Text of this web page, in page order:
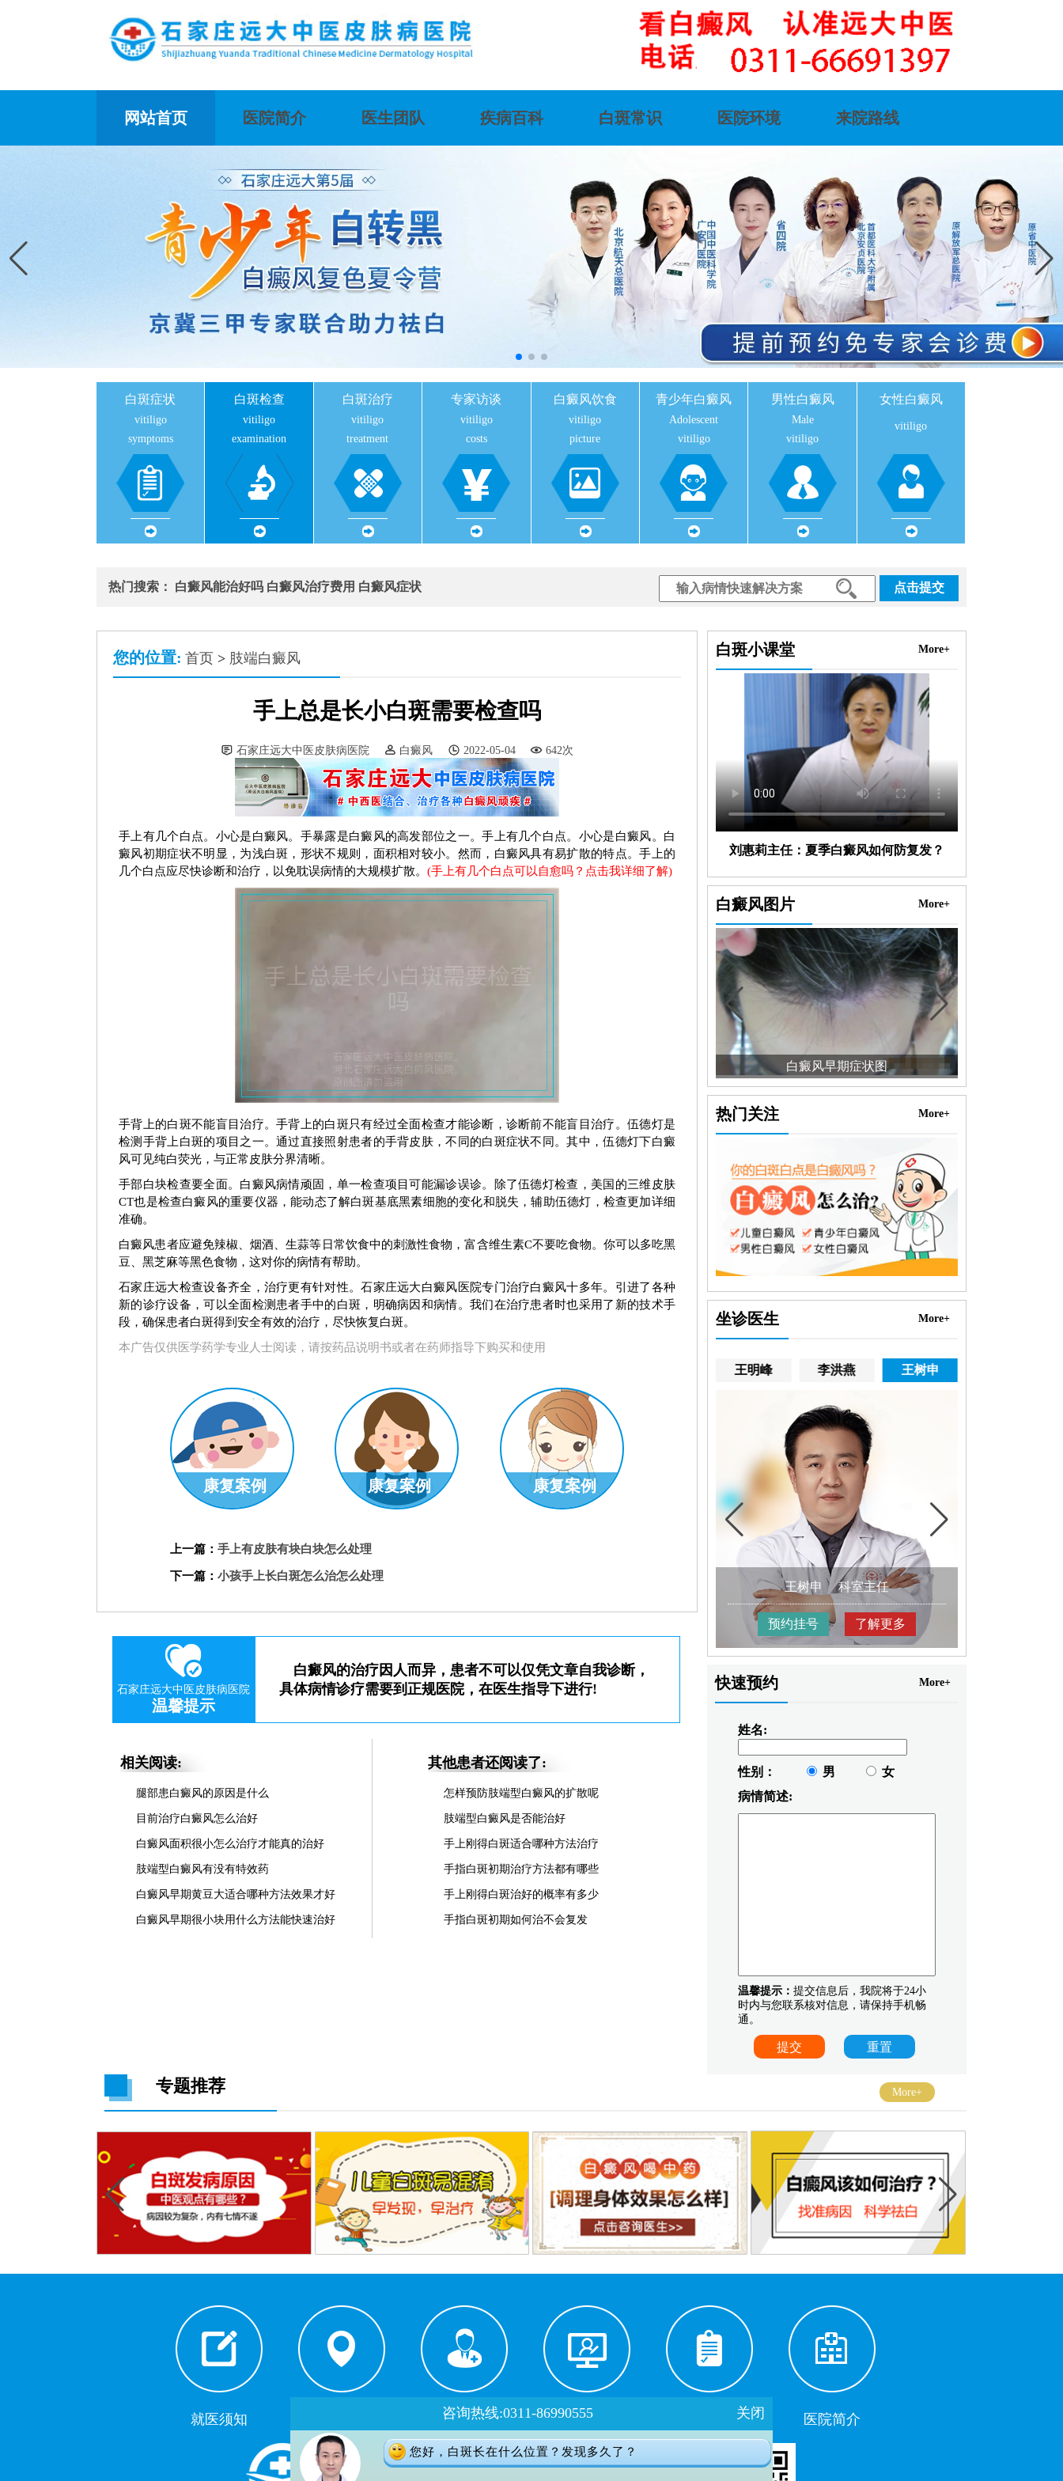
网站首页 医院简介 医生团队 疾病百科 白斑常识 医院环境 来院路线
白斑症状
vitiligo
symptoms
白斑检查
vitiligo
examination
白斑治疗
vitiligo
treatment
专家访谈
vitiligo
costs
白癜风饮食
vitiligo
picture
青少年白癜风
Adolescent
vitiligo
男性白癜风
Male
vitiligo
女性白癜风
vitiligo
热门搜索： 白癜风能治好吗 白癜风治疗费用 白癜风症状 点击提交
您的位置: 首页 > 肢端白癜风
手上总是长小白斑需要检查吗
石家庄远大中医皮肤病医院 白癜风 2022-05-04 642次
手上有几个白点。小心是白癜风。手暴露是白癜风的高发部位之一。手上有几个白点。小心是白癜风。白
癜风初期症状不明显，为浅白斑，形状不规则，面积相对较小。然而，白癜风具有易扩散的特点。手上的
几个白点应尽快诊断和治疗，以免耽误病情的大规模扩散。(手上有几个白点可以自愈吗？点击我详细了解)
手背上的白斑不能盲目治疗。手背上的白斑只有经过全面检查才能诊断，诊断前不能盲目治疗。伍德灯是
检测手背上白斑的项目之一。通过直接照射患者的手背皮肤，不同的白斑症状不同。其中，伍德灯下白癜
风可见纯白荧光，与正常皮肤分界清晰。
手部白块检查要全面。白癜风病情顽固，单一检查项目可能漏诊误诊。除了伍德灯检查，美国的三维皮肤
CT也是检查白癜风的重要仪器，能动态了解白斑基底黑素细胞的变化和脱失，辅助伍德灯，检查更加详细
准确。
白癜风患者应避免辣椒、烟酒、生蒜等日常饮食中的刺激性食物，富含维生素C不要吃食物。你可以多吃黑
豆、黑芝麻等黑色食物，这对你的病情有帮助。
石家庄远大检查设备齐全，治疗更有针对性。石家庄远大白癜风医院专门治疗白癜风十多年。引进了各种
新的诊疗设备，可以全面检测患者手中的白斑，明确病因和病情。我们在治疗患者时也采用了新的技术手
段，确保患者白斑得到安全有效的治疗，尽快恢复白斑。
本广告仅供医学药学专业人士阅读，请按药品说明书或者在药师指导下购买和使用
康复案例 康复案例 康复案例
上一篇： 手上有皮肤有块白块怎么处理
下一篇： 小孩手上长白斑怎么治怎么处理
白斑小课堂 More+
刘惠莉主任：夏季白癜风如何防复发？
白癜风图片 More+
白癜风早期症状图 白癜风早期症状图
热门关注 More+
坐诊医生 More+
王明峰 李洪燕 王树申
王树申 科室主任
预约挂号 了解更多
快速预约 More+
姓名:
性别： 男
女
病情简述:
温馨提示： 提交信息后，我院将于24小
时内与您联系核对信息，请保持手机畅
通。
石家庄远大中医皮肤病医院
温馨提示
白癜风的治疗因人而异，患者不可以仅凭文章自我诊断，
具体病情诊疗需要到正规医院，在医生指导下进行!
相关阅读:
腿部患白癜风的原因是什么
目前治疗白癜风怎么治好
白癜风面积很小怎么治疗才能真的治好
肢端型白癜风有没有特效药
白癜风早期黄豆大适合哪种方法效果才好
白癜风早期很小块用什么方法能快速治好
其他患者还阅读了:
怎样预防肢端型白癜风的扩散呢
肢端型白癜风是否能治好
手上刚得白斑适合哪种方法治疗
手指白斑初期治疗方法都有哪些
手上刚得白斑治好的概率有多少
手指白斑初期如何治不会复发
专题推荐 More+
就医须知 医生门诊 在线预约 自助挂号 医院简介
门诊时间：
咨询热线:0311-86990555 关闭
您好，白斑长在什么位置？发现多久了？